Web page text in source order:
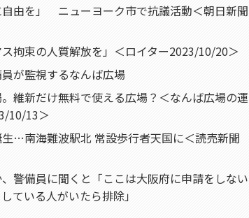
由を」 ニューヨーク市で抗議活動＜朝日新聞
拘束の人質解放を」＜ロイター2023/10/20＞
が監視するなんば広場
維新だけ無料で使える広場？＜なんば広場の
10/13＞
生…南海難波駅北 常設歩行者天国に＜読売新聞
警備員に聞くと「ここは大阪府に申請をしな
ている人がいたら排除」